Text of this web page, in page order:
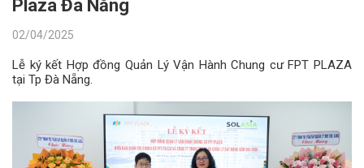
Plaza Đà Nẵng
02/04/2025
Lễ ký kết Hợp đồng Quản Lý Vận Hành Chung cư FPT PLAZA
tại Tp Đà Nẵng.